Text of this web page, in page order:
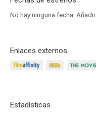
No hay ninguna fecha. Añadir
Enlaces externos
Estadísticas